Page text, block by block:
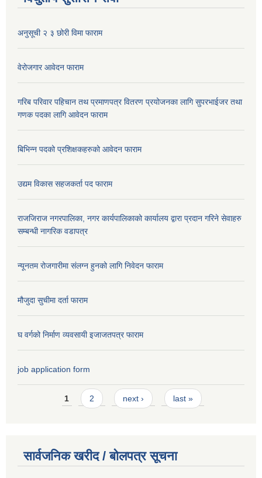
अनुसूची २ ३ छोरी विमा फाराम
वेरोजगार आवेदन फाराम
गरिब परिवार पहिचान तथ प्रमाणपत्र वितरण प्रयोजनका लागि सुपरभाईजर तथा
गणक पदका लागि आवेदन फाराम
बिभिन्न पदको प्रशिक्षकहरुको आवेदन फाराम
उद्यम विकास सहजकर्ता पद फाराम
राजजिराज नगरपालिका, नगर कार्यपालिकाको कार्यालय द्वारा प्रदान गरिने सेवाहरु
सम्बन्धी नागरिक वडापत्र
न्यूनतम रोजगारीमा संलग्न हुनको लागि निवेदन फाराम
मौजुदा सुचीमा दर्ता फाराम
घ वर्गको निर्माण व्यवसायी इजाजतपत्र फाराम
job application form
Pages1 2 next › last »
सार्वजनिक खरीद / बोलपत्र सूचना